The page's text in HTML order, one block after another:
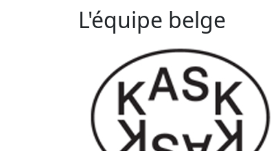
L'équipe belge